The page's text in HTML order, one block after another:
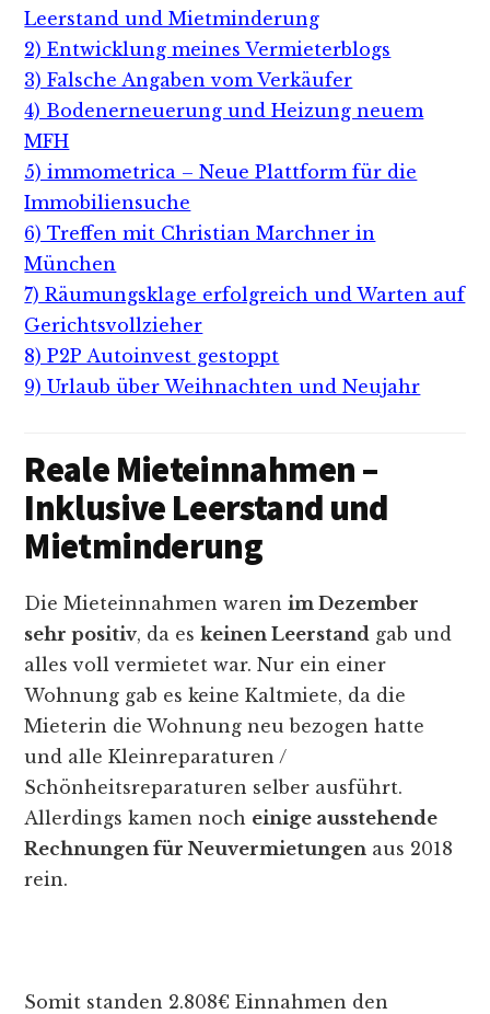
Leerstand und Mietminderung
2) Entwicklung meines Vermieterblogs
3) Falsche Angaben vom Verkäufer
4) Bodenerneuerung und Heizung neuem
MFH
5) immometrica – Neue Plattform für die
Immobiliensuche
6) Treffen mit Christian Marchner in
München
7) Räumungsklage erfolgreich und Warten auf
Gerichtsvollzieher
8) P2P Autoinvest gestoppt
9) Urlaub über Weihnachten und Neujahr
Reale Mieteinnahmen –
Inklusive Leerstand und
Mietminderung
Die Mieteinnahmen warenim Dezember
sehr positiv, da eskeinen Leerstand gab und
alles voll vermietet war. Nur ein einer
Wohnung gab es keine Kaltmiete, da die
Mieterin die Wohnung neu bezogen hatte
und alle Kleinreparaturen /
Schönheitsreparaturen selber ausführt.
Allerdings kamen noch einige ausstehende
Rechnungen für Neuvermietungen aus 2018
rein.
Somit standen 2.808€ Einnahmen den